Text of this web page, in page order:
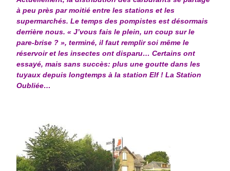
à peu près par moitié entre les stations et les
supermarchés. Le temps des pompistes est désormais
derrière nous. « J’vous fais le plein, un coup sur le
pare-brise ? », terminé, il faut remplir soi même le
réservoir et les insectes ont disparu… Certains ont
essayé, mais sans succès: plus une goutte dans les
tuyaux depuis longtemps à la station Elf ! La Station
Oubliée…